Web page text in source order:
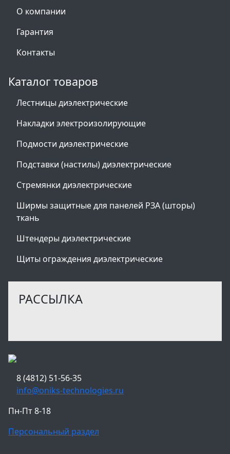
О компании
Гарантия
Контакты
Каталог товаров
Лестницы диэлектрические
Накладки электроизолирующие
Подмости диэлектрические
Подставки (настилы) диэлектрические
Стремянки диэлектрические
Ширмы защитные для панелей РЗА (шторы)
ткань
Штендеры диэлектрические
Щиты ограждения диэлектрические
РАССЫЛКА
8 (4812) 51-56-35
info@oniks-technologies.ru
Пн-Пт 8-18
Персональный раздел